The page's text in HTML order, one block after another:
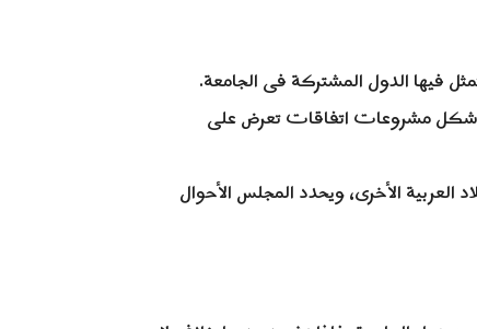
فيها الدول المشتركة فى الجامعة.
شكل مشروعات اتفاقات تعرض على
العربية الأخرى، ويحدد المجلس الأحوال